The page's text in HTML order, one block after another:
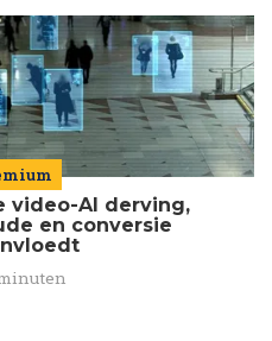
video-AI derving,
en conversie